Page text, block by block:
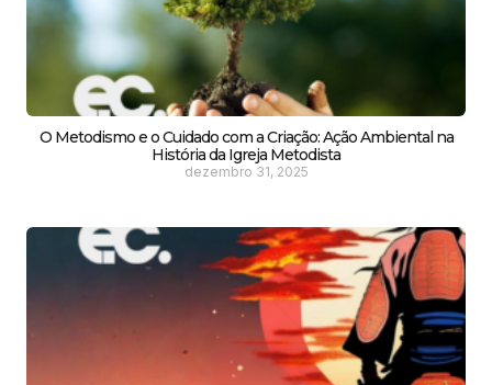
O Metodismo e o Cuidado com a Criação: Ação Ambiental na
História da Igreja Metodista
dezembro 31, 2025